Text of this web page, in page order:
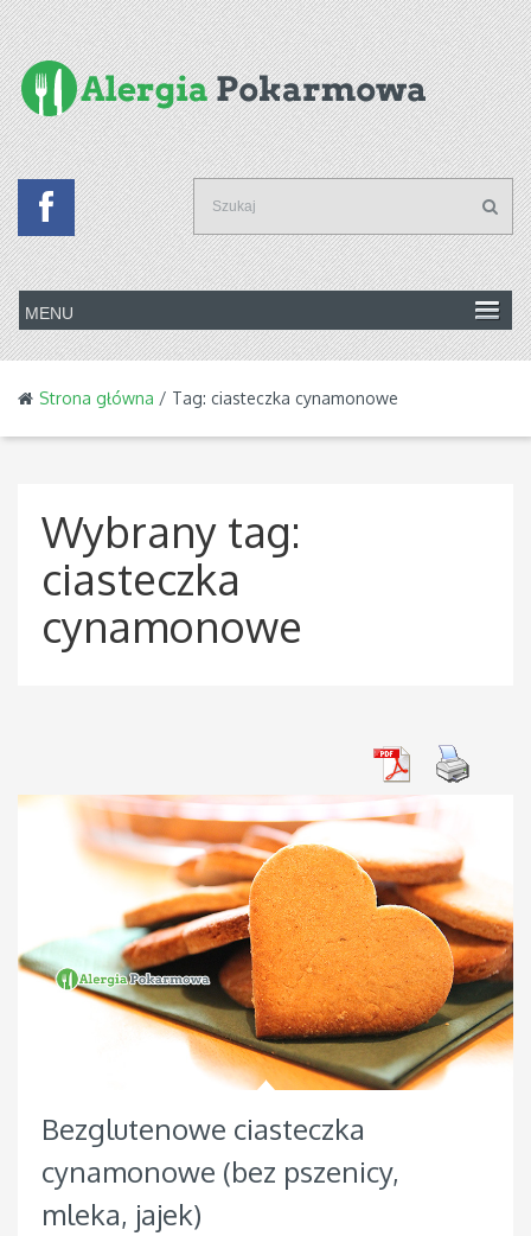
Strona główna / Tag: ciasteczka cynamonowe
Wybrany tag:
ciasteczka
cynamonowe
Bezglutenowe ciasteczka
cynamonowe (bez pszenicy,
mleka, jajek)